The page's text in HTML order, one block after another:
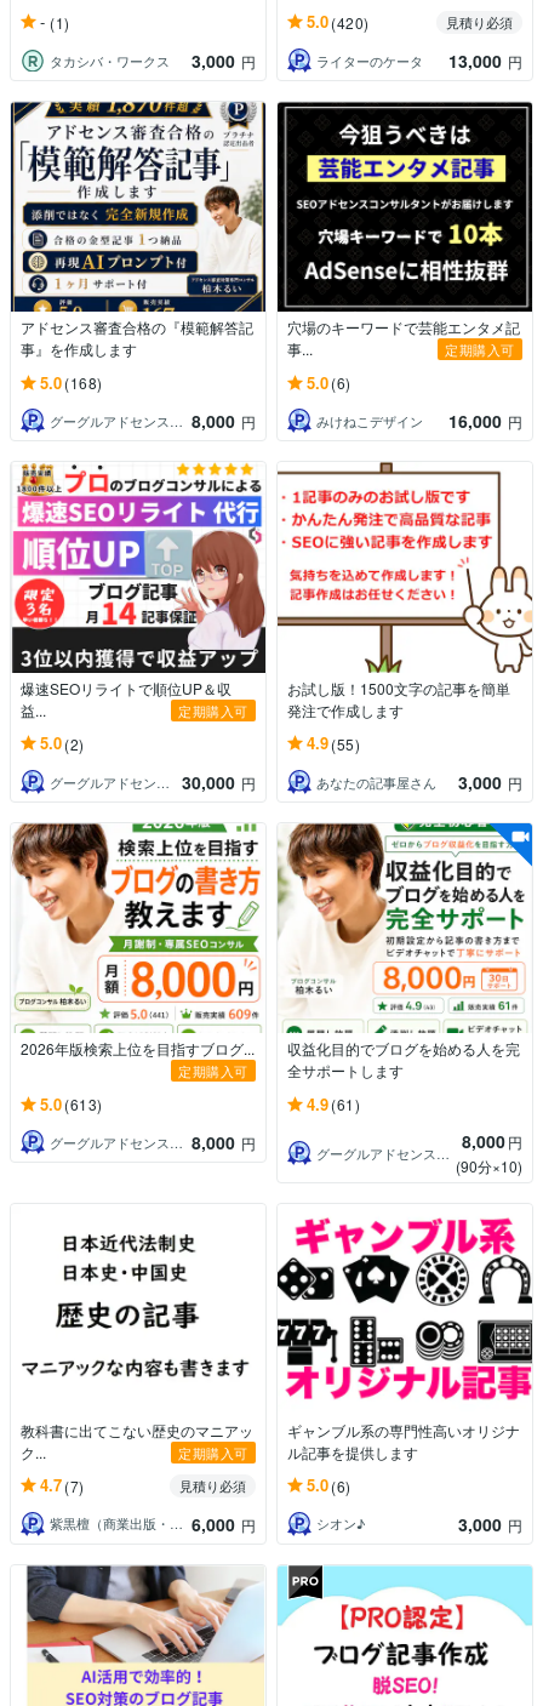
- (1)
タカシバ・ワークス 3,000 円
5.0(420)
見積り必須
ライターのケータ
13,000 円
アドセンス審査合格の『模範解答記
事』を作成します
5.0(168)
グーグルアドセンス合格サポートドットコム 8,000 円
穴場のキーワードで芸能エンタメ記
事...
定期購入可
5.0(6)
みけねこデザイン 16,000 円
爆速SEOリライトで順位UP＆収
益...
定期購入可
5.0(2)
グーグルアドセンス合格サポートドットコム 30,000 円
お試し版！1500文字の記事を簡単
発注で作成します
4.9(55)
あなたの記事屋さん 3,000 円
2026年版検索上位を目指すブログ...
定期購入可
5.0(613)
グーグルアドセンス合格サポートドットコム 8,000 円
収益化目的でブログを始める人を完
全サポートします
4.9(61)
グーグルアドセンス合格サポートドットコム 8,000円
(90分×10)
教科書に出てこない歴史のマニアッ
ク...
定期購入可
4.7(7)
見積り必須
紫黒檀（商業出版・法律資格系ライター） 6,000 円
ギャンブル系の専門性高いオリジナ
ル記事を提供します
5.0(6)
シオン♪ 3,000 円